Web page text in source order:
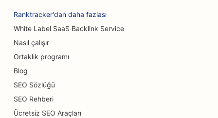
Kafeler için SEO
Halı ve Döşeme Mağazaları için SEO
Kedi Kafeleri için SEO
Kiropraktörler için SEO
Ranktracker'dan daha fazlası
White Label SaaS Backlink Service
Nasıl çalışır
Ortaklık programı
Blog
SEO Sözlüğü
SEO Rehberi
Ücretsiz SEO Araçları